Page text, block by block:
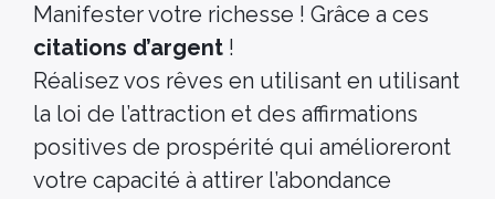
Manifester votre richesse ! Grâce a ces
citations d’argent !
Réalisez vos rêves en utilisant en utilisant
la loi de l’attraction et des affirmations
positives de prospérité qui amélioreront
votre capacité à attirer l’abondance